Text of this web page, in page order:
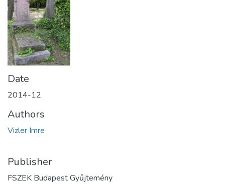
Date
2014-12
Authors
Vizler Imre
Publisher
FSZEK Budapest Gyűjtemény